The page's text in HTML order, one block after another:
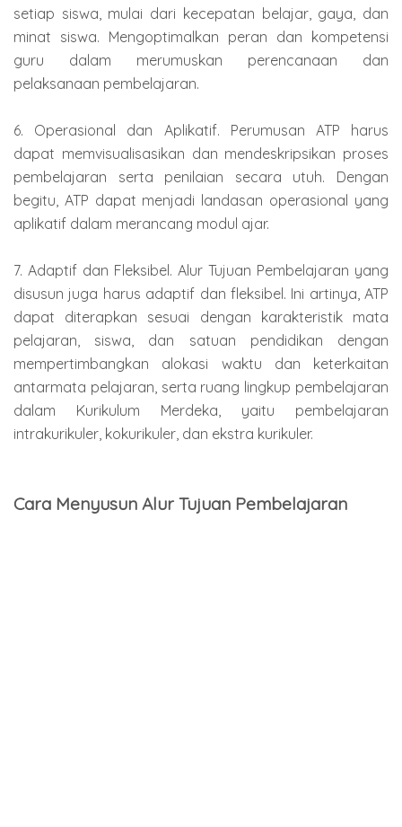
setiap siswa, mulai dari kecepatan belajar, gaya, dan
minat siswa. Mengoptimalkan peran dan kompetensi
guru dalam merumuskan perencanaan dan
pelaksanaan pembelajaran.
6. Operasional dan Aplikatif. Perumusan ATP harus
dapat memvisualisasikan dan mendeskripsikan proses
pembelajaran serta penilaian secara utuh. Dengan
begitu, ATP dapat menjadi landasan operasional yang
aplikatif dalam merancang modul ajar.
7. Adaptif dan Fleksibel. Alur Tujuan Pembelajaran yang
disusun juga harus adaptif dan fleksibel. Ini artinya, ATP
dapat diterapkan sesuai dengan karakteristik mata
pelajaran, siswa, dan satuan pendidikan dengan
mempertimbangkan alokasi waktu dan keterkaitan
antarmata pelajaran, serta ruang lingkup pembelajaran
dalam Kurikulum Merdeka, yaitu pembelajaran
intrakurikuler, kokurikuler, dan ekstra kurikuler.
Cara Menyusun Alur Tujuan Pembelajaran